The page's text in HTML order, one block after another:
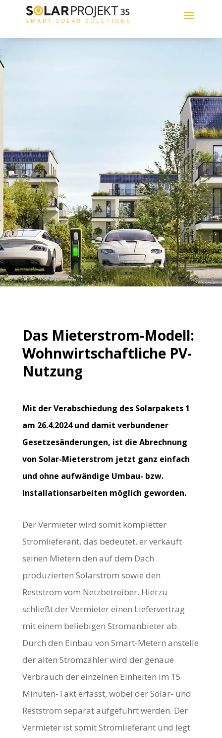
Das Mieterstrom-Modell:
Wohnwirtschaftliche PV-
Nutzung
Mit der Verabschiedung des Solarpakets 1
am 26.4.2024 und damit verbundener
Gesetzesänderungen, ist die Abrechnung
von Solar-Mieterstrom jetzt ganz einfach
und ohne aufwändige Umbau- bzw.
Installationsarbeiten möglich geworden.
Der Vermieter wird somit kompletter
Stromlieferant, das bedeutet, er verkauft
seinen Mietern den auf dem Dach
produzierten Solarstrom sowie den
Reststrom vom Netzbetreiber. Hierzu
schließt der Vermieter einen Liefervertrag
mit einem beliebigen Stromanbieter ab.
Durch den Einbau von Smart-Metern anstelle
der alten Stromzähler wird der genaue
Verbrauch der einzelnen Einheiten im 15
Minuten-Takt erfasst, wobei der Solar- und
Reststrom separat aufgeführt werden. Der
Vermieter ist somit Stromlieferant und legt